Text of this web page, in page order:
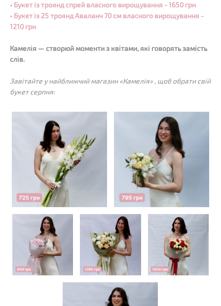
• Букет із троянд спрей власного вирощування - 1650 грн
• Букет із 25 троянд Аваланч 70 см власного вирощування -
1210 грн
Камелія — створюй моменти з квітами, які говорять замість
слів.
Завітайте у найближчий магазин «Камелія» , щоб обрати свій
букет серпня: